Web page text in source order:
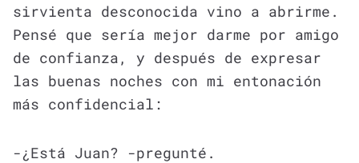
sirvienta desconocida vino a abrirme.
Pensé que sería mejor darme por amigo
de confianza, y después de expresar
las buenas noches con mi entonación
más confidencial:
-¿Está Juan? -pregunté.